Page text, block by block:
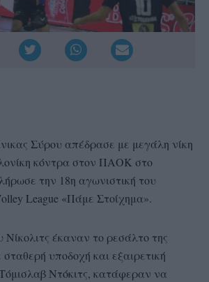
Σύρου απέδρασε με μεγάλη νίκη
κόντρα στον ΠΑΟΚ στο
την 18η αγωνιστική του
League «Πάμε Στοίχημα».
Νίκολιτς έκαναν το ρεσάλτο της
υποδοχή και εξαιρετική
Ντόκιτς, κατάφεραν να